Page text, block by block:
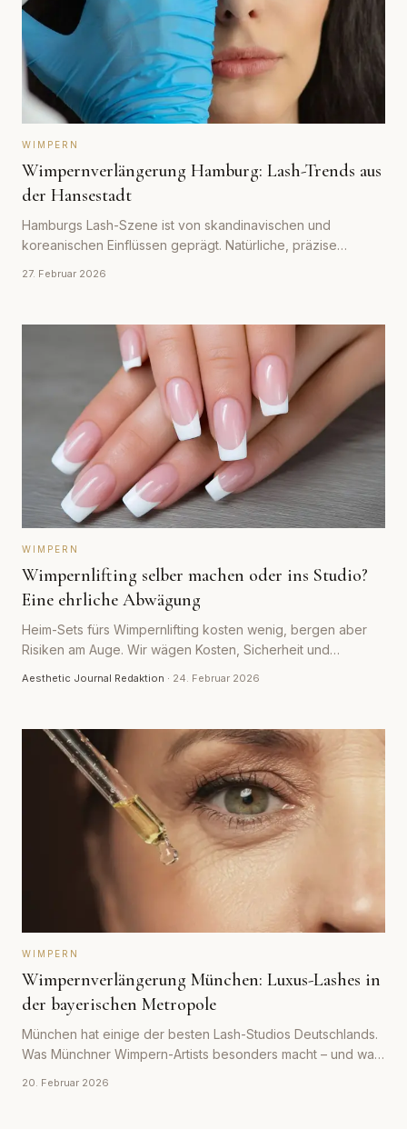
WIMPERN
Wimpernverlängerung Hamburg: Lash-Trends aus
der Hansestadt
Hamburgs Lash-Szene ist von skandinavischen und
koreanischen Einflüssen geprägt. Natürliche, präzise
27. Februar 2026
WIMPERN
Wimpernlifting selber machen oder ins Studio?
Eine ehrliche Abwägung
Heim-Sets fürs Wimpernlifting kosten wenig, bergen aber
Risiken am Auge. Wir wägen Kosten, Sicherheit und
Aesthetic Journal Redaktion · 24. Februar 2026
WIMPERN
Wimpernverlängerung München: Luxus-Lashes in
der bayerischen Metropole
München hat einige der besten Lash-Studios Deutschlands.
Was Münchner Wimpern-Artists besonders macht – und was
20. Februar 2026